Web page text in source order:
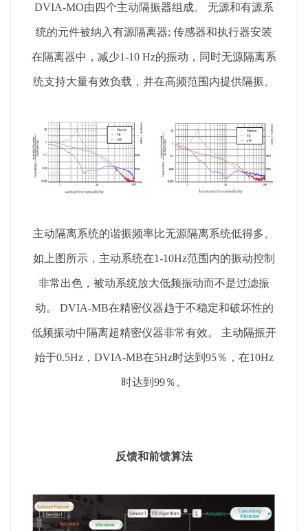
DVIA-MO由四个主动隔振器组成。 无源和有源系
统的元件被纳入有源隔离器; 传感器和执行器安装
在隔离器中，减少1-10 Hz的振动，同时无源隔离系
统支持大量有效负载，并在高频范围内提供隔振。
主动隔离系统的谐振频率比无源隔离系统低得多。
如上图所示，主动系统在1-10Hz范围内的振动控制
非常出色，被动系统放大低频振动而不是过滤振
动。 DVIA-MB在精密仪器趋于不稳定和破坏性的
低频振动中隔离超精密仪器非常有效。 主动隔振开
始于0.5Hz，DVIA-MB在5Hz时达到95％，在10Hz
时达到99％。
反馈和前馈算法